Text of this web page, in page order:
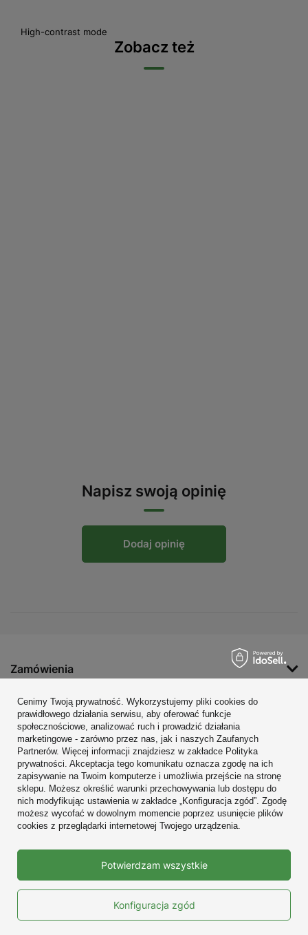
High-contrast mode
Zobacz też
Napisz swoją opinię
Dodaj opinię
Zamówienia
Regulaminy
Zobacz również
W sklepie prezentujemy ceny brutto (z VAT).
Cenimy Twoją prywatność. Wykorzystujemy pliki cookies do
prawidłowego działania serwisu, aby oferować funkcje
społecznościowe, analizować ruch i prowadzić działania
marketingowe - zarówno przez nas, jak i naszych Zaufanych
Partnerów. Więcej informacji znajdziesz w zakładce Polityka
prywatności. Akceptacja tego komunikatu oznacza zgodę na ich
zapisywanie na Twoim komputerze i umożliwia przejście na stronę
sklepu. Możesz określić warunki przechowywania lub dostępu do
nich modyfikując ustawienia w zakładce „Konfiguracja zgód”. Zgodę
możesz wycofać w dowolnym momencie poprzez usunięcie plików
cookies z przeglądarki internetowej Twojego urządzenia.
Konfiguracja zgód
Potwierdzam wszystkie